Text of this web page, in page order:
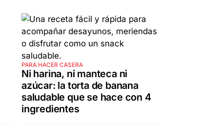
PARA HACER CASERA
Ni harina, ni manteca ni
azúcar: la torta de banana
saludable que se hace con 4
ingredientes